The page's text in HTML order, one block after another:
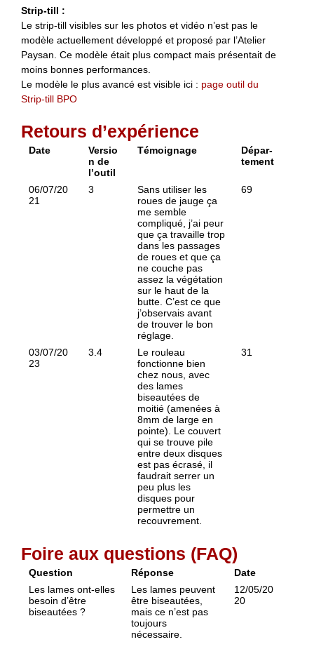
Strip-till :
Le strip-till visibles sur les photos et vidéo n’est pas le
modèle actuellement développé et proposé par l’Atelier
Paysan. Ce modèle était plus compact mais présentait de
moins bonnes performances.
Le modèle le plus avancé est visible ici : page outil du
Strip-till BPO
Retours d’expérience
Date
Versio
n de
l’outil
Témoignage
Dépar-
tement
06/07/20
21
3
Sans utiliser les
roues de jauge ça
me semble
compliqué, j’ai peur
que ça travaille trop
dans les passages
de roues et que ça
ne couche pas
assez la végétation
sur le haut de la
butte. C’est ce que
j’observais avant
de trouver le bon
réglage.
69
03/07/20
23
3.4
Le rouleau
fonctionne bien
chez nous, avec
des lames
biseautées de
moitié (amenées à
8mm de large en
pointe). Le couvert
qui se trouve pile
entre deux disques
est pas écrasé, il
faudrait serrer un
peu plus les
disques pour
permettre un
recouvrement.
31
Foire aux questions (FAQ)
Question Réponse
Date
Les lames ont-elles
besoin d’être
biseautées ?
Les lames peuvent
être biseautées,
mais ce n’est pas
toujours
nécessaire.
12/05/20
20